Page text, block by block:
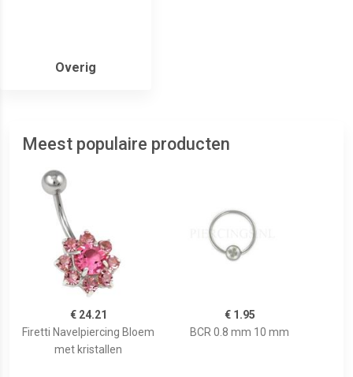
Overig
Meest populaire producten
€ 24.21
Firetti Navelpiercing Bloem
met kristallen
€ 1.95
BCR 0.8 mm 10 mm